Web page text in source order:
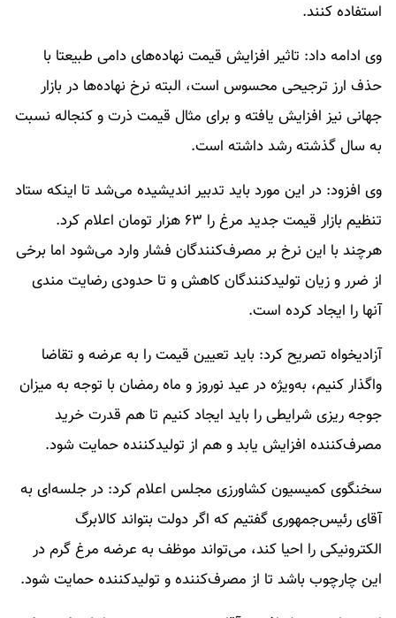
استفاده کنند.
وی ادامه داد: تاثیر افزایش قیمت نهاده‌های دامی طبیعتا با
حذف ارز ترجیحی محسوس است، البته نرخ نهاده‌ها در بازار
جهانی نیز افزایش یافته و برای مثال قیمت ذرت و کنجاله نسبت
به سال گذشته رشد داشته است.
وی افزود: در این مورد باید تدبیر اندیشیده می‌شد تا اینکه ستاد
تنظیم بازار قیمت جدید مرغ را ۶۳ هزار تومان اعلام کرد.
هرچند با این نرخ بر مصرف‌کنندگان فشار وارد می‌شود اما برخی
از ضرر و زیان تولیدکنندگان کاهش و تا حدودی رضایت مندی
آنها را ایجاد کرده است.
آزادیخواه تصریح کرد: باید تعیین قیمت را به عرضه و تقاضا
واگذار کنیم، به‌ویژه در عید نوروز و ماه رمضان با توجه به میزان
جوجه ریزی شرایطی را باید ایجاد کنیم تا هم قدرت خرید
مصرف‌کننده افزایش یابد و هم از تولیدکننده حمایت شود.
سخنگوی کمیسیون کشاورزی مجلس اعلام کرد: در جلسه‌ای به
آقای رئیس‌جمهوری گفتیم که اگر دولت بتواند کالابرگ
الکترونیکی را احیا کند، می‌تواند موظف به عرضه مرغ گرم در
این چارچوب باشد تا از مصرف‌کننده و تولیدکننده حمایت شود.